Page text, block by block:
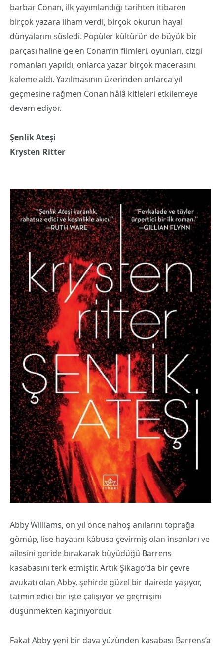
barbar Conan, ilk yayımlandığı tarihten itibaren
birçok yazara ilham verdi, birçok okurun hayal
dünyalarını süsledi. Popüler kültürün de büyük bir
parçası haline gelen Conan’ın filmleri, oyunları, çizgi
romanları yapıldı; onlarca yazar birçok macerasını
kaleme aldı. Yazılmasının üzerinden onlarca yıl
geçmesine rağmen Conan hâlâ kitleleri etkilemeye
devam ediyor.
Şenlik Ateşi
Krysten Ritter
Abby Williams, on yıl önce nahoş anılarını toprağa
gömüp, lise hayatını kâbusa çevirmiş olan insanları ve
ailesini geride bırakarak büyüdüğü Barrens
kasabasını terk etmiştir. Artık Şikago’da bir çevre
avukatı olan Abby, şehirde güzel bir dairede yaşıyor,
tatmin edici bir işte çalışıyor ve geçmişini
düşünmekten kaçınıyordur.
Fakat Abby yeni bir dava yüzünden kasabası Barrens’a